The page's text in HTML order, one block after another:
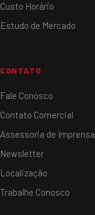
Custo Horário
Estudo de Mercado
CONTATO
Fale Conosco
Contato Comercial
Assessoria de Imprensa
Newsletter
Localização
Trabalhe Conosco